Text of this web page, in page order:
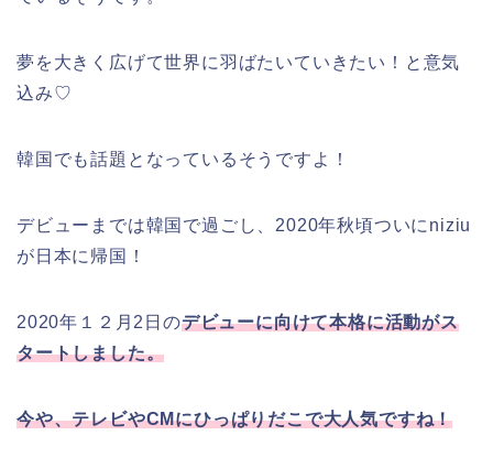
夢を大きく広げて世界に羽ばたいていきたい！と意気
込み♡
韓国でも話題となっているそうですよ！
デビューまでは韓国で過ごし、2020年秋頃ついにniziu
が日本に帰国！
2020年１２月2日のデビューに向けて本格に活動がス
タートしました。
今や、テレビやCMにひっぱりだこで大人気ですね！